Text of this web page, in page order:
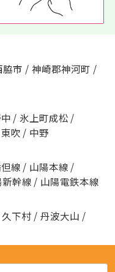
脇市 / 神崎郡神河町 /
/ 氷上町成松 /
東吹 / 中野
線 / 山陽本線 /
新幹線 / 山陽電鉄本線
久下村 / 丹波大山 /